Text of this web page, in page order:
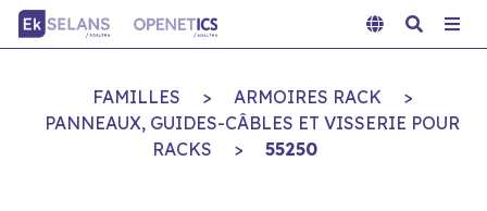
FAMILLES > ARMOIRES RACK
>
PANNEAUX, GUIDES-CÂBLES ET VISSERIE POUR
RACKS
> 55250